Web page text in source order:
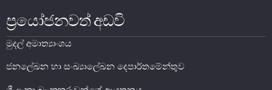
මූල්‍ය යටිතල පහසුකම්
ප්‍රයෝජනවත් අඩවි
මුදල් අමාත්‍යාංශය
ජනලේඛන හා සංඛ්‍යාලේඛන දෙපාර්තමේන්තුව